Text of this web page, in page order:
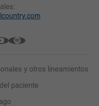
y otros lineamientos
paciente